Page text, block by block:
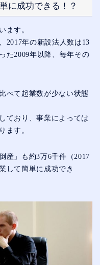
に成功できる！？
ます。
2017年の新設法人数は13
た2009年以降、毎年その
べて起業数が少ない状態
ており、事業によっては
ます。
産」も約3万6千件（2017
して簡単に成功でき